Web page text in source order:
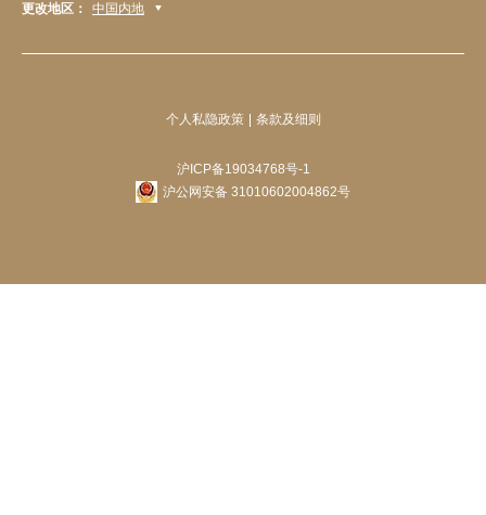
更改地区： 中国内地
个人私隐政策 条款及细则
沪ICP备19034768号-1
沪公网安备 31010602004862号